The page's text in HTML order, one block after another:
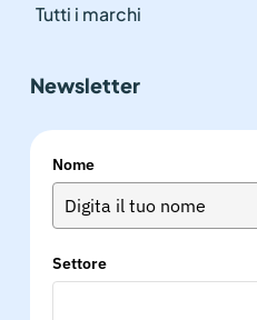
Tutti i marchi
Newsletter
Nome
Settore